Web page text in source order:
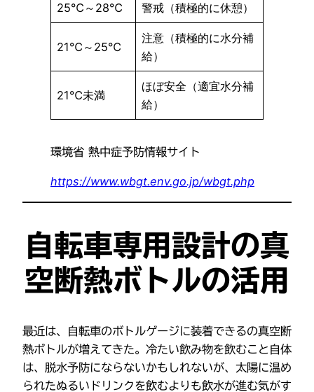
25℃～28℃ 警戒（積極的に休憩）
21℃～25℃
注意（積極的に水分補
給）
21℃未満
ほぼ安全（適宜水分補
給）
環境省 熱中症予防情報サイト
https://www.wbgt.env.go.jp/wbgt.php
自転車専用設計の真
空断熱ボトルの活用
最近は、自転車のボトルゲージに装着できるの真空断
熱ボトルが増えてきた。冷たい飲み物を飲むこと自体
は、脱水予防にならないかもしれないが、太陽に温め
られたぬるいドリンクを飲むよりも飲水が進む気がす